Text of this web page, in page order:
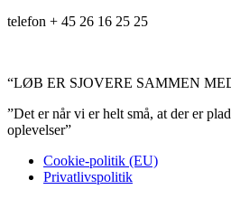
telefon + 45 26 16 25 25
“LØB ER SJOVERE SAMMEN
”Det er når vi er helt små, at der er
oplevelser”
Cookie-politik (EU)
Privatlivspolitik